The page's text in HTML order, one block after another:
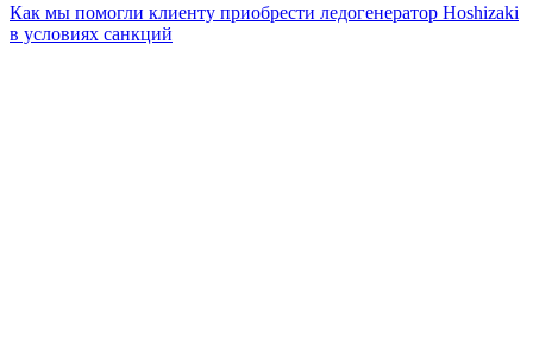
Как мы помогли клиенту приобрести ледогенератор Hoshizaki
в условиях санкций